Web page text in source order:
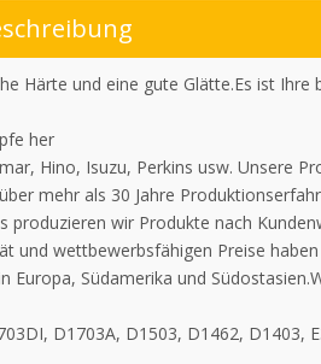
Härte und eine gute Glätte.Es ist Ihre
her
Hino, Isuzu, Perkins usw. Unsere
mehr als 30 Jahre
wir Produkte nach
und wettbewerbsfähigen Preise
Südamerika und
D1703A, D1503, D1462, D1403,